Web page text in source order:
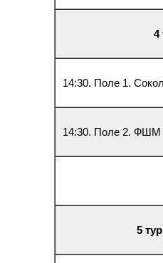
4
14:30. Поле 1.
14:30. Поле 2. ФШМ
5 тур